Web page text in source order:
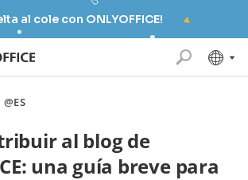
al cole con ONLYOFFICE!
al blog de
una guía breve para